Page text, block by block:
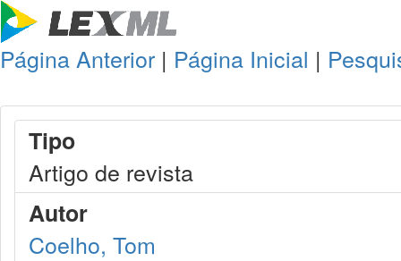
Página Anterior | Página Inicial |
Tipo
Artigo de revista
Autor
Coelho, Tom